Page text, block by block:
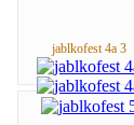
jablkofest 4a 3